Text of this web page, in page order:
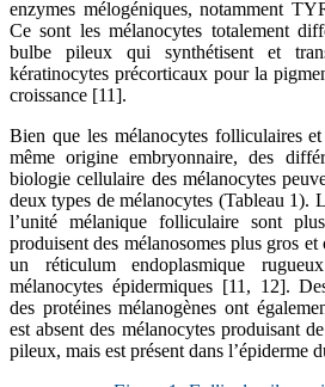
enzymes mélogéniques, notamment
Ce sont les mélanocytes totalement
bulbe pileux qui synthétisent et
kératinocytes précorticaux pour la
croissance [11].
Bien que les mélanocytes folliculaires
même origine embryonnaire, des
biologie cellulaire des mélanocytes
deux types de mélanocytes (Tableau 1).
l’unité mélanique folliculaire sont
produisent des mélanosomes plus gros
un réticulum endoplasmique
mélanocytes épidermiques [11, 12].
des protéines mélanogènes ont
est absent des mélanocytes produisant
pileux, mais est présent dans l’épiderme